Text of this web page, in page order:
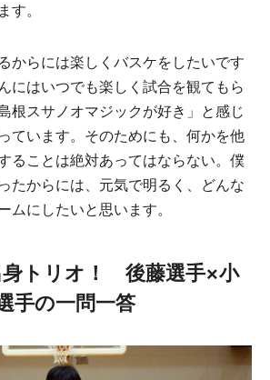
す。
からには楽しくバスケをしたいです
にはいつでも楽しく試合を観てもら
根スサノオマジックが好き」と感じ
ています。そのためにも、何かを他
ることは絶対あってはならない。僕
たからには、元気で明るく、どんな
ムにしたいと思います。
身トリオ！ 後藤選手×小
手の一問一答